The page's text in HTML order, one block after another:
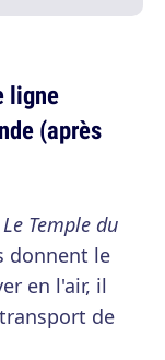
ligne
(après
Le Temple du
donnent le
en l'air, il
de